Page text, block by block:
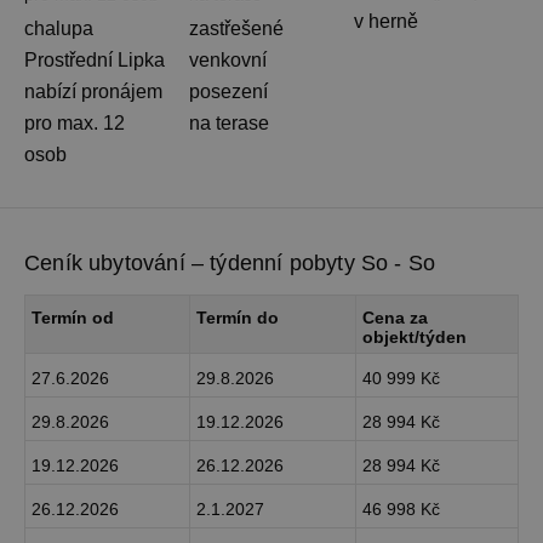
chalupa
Prostřední Lipka
nabízí pronájem
pro max. 12
osob
zastřešené
venkovní
posezení
na terase
v herně
Ceník ubytování – týdenní pobyty So - So
Termín od Termín do
Cena za
objekt/týden
27.6.2026 29.8.2026 40 999 Kč
29.8.2026 19.12.2026 28 994 Kč
19.12.2026 26.12.2026 28 994 Kč
26.12.2026 2.1.2027 46 998 Kč